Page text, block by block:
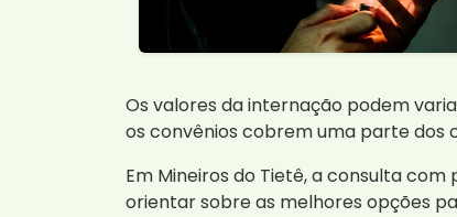
Os valores da internação podem
os convênios cobrem uma parte dos
Em Mineiros do Tietê, a consulta
orientar sobre as melhores opções